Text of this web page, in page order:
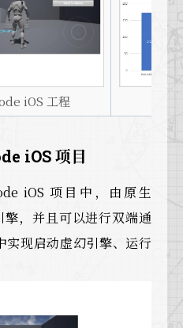
iOS 工程
iOS 项目
iOS 项目中，由原生
，并且可以进行双端通
实现启动虚幻引擎、运行